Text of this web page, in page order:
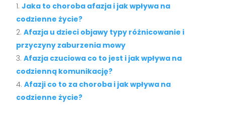
Jaka to choroba afazja i jak wpływa na
codzienne życie?
Afazja u dzieci objawy typy różnicowanie i
przyczyny zaburzenia mowy
Afazja czuciowa co to jest i jak wpływa na
codzienną komunikację?
Afazji co to za choroba i jak wpływa na
codzienne życie?